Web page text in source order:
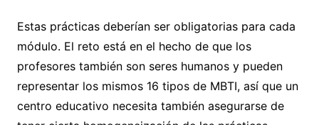
Estas prácticas deberían ser obligatorias para cada
módulo. El reto está en el hecho de que los
profesores también son seres humanos y pueden
representar los mismos 16 tipos de MBTI, así que un
centro educativo necesita también asegurarse de